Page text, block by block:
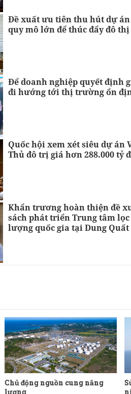
Đề xuất ưu tiên thu hút dự
quy mô lớn để thúc đẩy đô
Để doanh nghiệp quyết định
đi hướng tới thị trường ổn
Quốc hội xem xét siêu dự án
Thủ đô trị giá hơn 288.000 tỷ
Khẩn trương hoàn thiện đề
sách phát triển Trung tâm
lượng quốc gia tại Dung Quất
Chủ động nguồn cung năng
lượng